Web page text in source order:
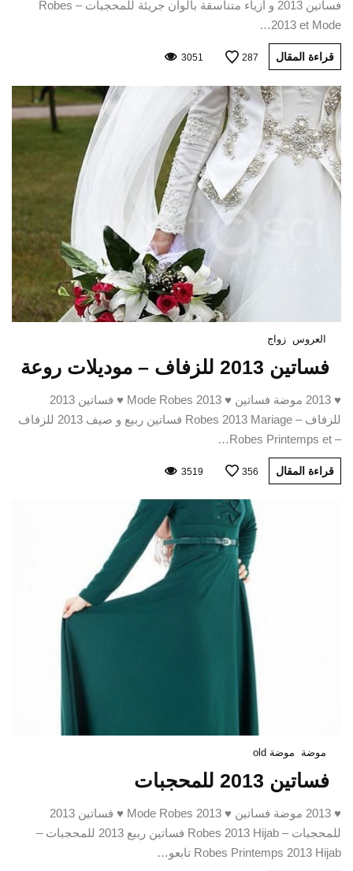
فساتين 2013 و أزياء متناسقة بألوان جريئة للمحجبات – Robes
2013 et Mode…
قراءة المقال 287
3051
العروس زواج
فساتين 2013 للزفاف – موديلات روعة
♥ 2013 موضة فساتين ♥ Mode Robes 2013 ♥ فساتين 2013
للزفاف – Robes 2013 Mariage فساتين ربيع و صيف 2013 للزفاف
– Robes Printemps et…
قراءة المقال 356
3519
موضة موضة old
فساتين 2013 للمحجبات
♥ 2013 موضة فساتين ♥ Mode Robes 2013 ♥ فساتين 2013
للمحجبات – Robes 2013 Hijab فساتين ربيع 2013 للمحجبات –
Robes Printemps 2013 Hijab تابعو…